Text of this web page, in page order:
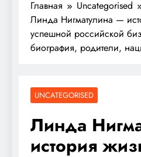
Главная
Uncategorised
Линда Нигматулина —
успешной российской
биография, родители,
UNCATEGORISED
Линда
история